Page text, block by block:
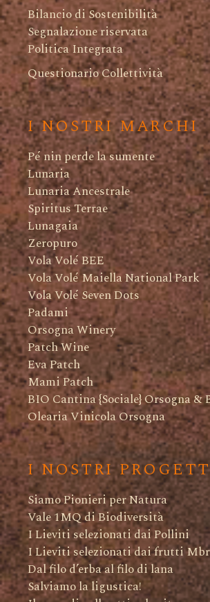
Bilancio di Sostenibilità
Segnalazione riservata
Politica Integrata
Questionario Collettività
I NOSTRI MARCHI
Pé nin perde la sumente
Lunaria
Lunaria Ancestrale
Spiritus Terrae
Lunagaia
Zeropuro
Vola Volé BEE
Vola Volé Maiella National Park
Vola Volé Seven Dots
Padami
Orsogna Winery
Patch Wine
Eva Patch
Mami Patch
BIO Cantina {Sociale} Orsogna &
Olearia Vinicola Orsogna
I NOSTRI
Siamo Pionieri per Natura
Vale 1MQ di Biodiversità
I Lieviti selezionati dai Pollini
I Lieviti selezionati dai frutti
Dal filo d’erba al filo di lana
Salviamo la ligustica!